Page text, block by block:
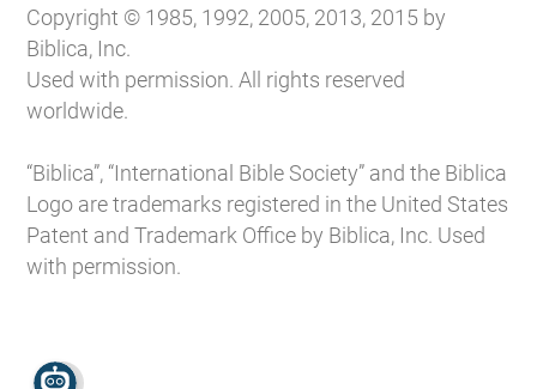
Copyright © 1985, 1992, 2005, 2013, 2015 by
Biblica, Inc.
Used with permission. All rights reserved
worldwide.
“Biblica”, “International Bible Society” and the Biblica
Logo are trademarks registered in the United States
Patent and Trademark Office by Biblica, Inc. Used
with permission.